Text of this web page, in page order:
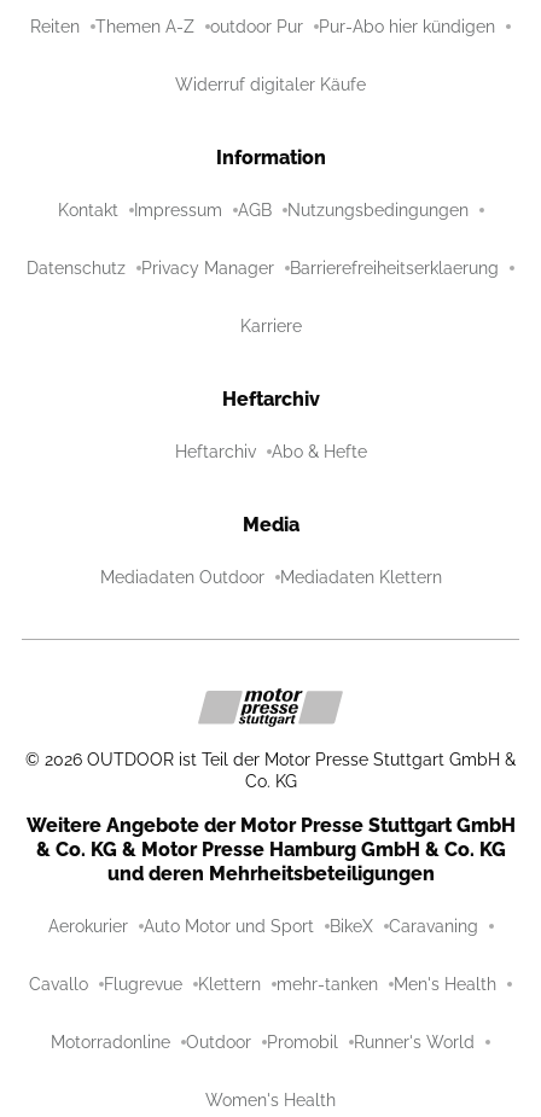
Reiten Themen A-Z outdoor Pur Pur-Abo hier kündigen
Widerruf digitaler Käufe
Information
Kontakt Impressum AGB Nutzungsbedingungen
Datenschutz Privacy Manager Barrierefreiheitserklaerung
Karriere
Heftarchiv
Heftarchiv Abo & Hefte
Media
Mediadaten Outdoor Mediadaten Klettern
© 2026 OUTDOOR ist Teil der Motor Presse Stuttgart GmbH &
Co. KG
Weitere Angebote der Motor Presse Stuttgart GmbH
& Co. KG & Motor Presse Hamburg GmbH & Co. KG
und deren Mehrheitsbeteiligungen
Aerokurier Auto Motor und Sport BikeX Caravaning
Cavallo Flugrevue Klettern mehr-tanken Men's Health
Motorradonline Outdoor Promobil Runner's World
Women's Health